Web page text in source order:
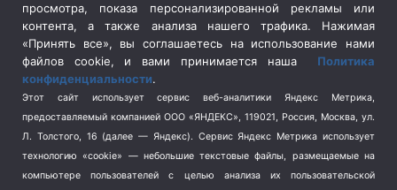
Социальная политика
(3)
Спецоперация в Украине
Спецоперация на Украине
(404)
Спорт (740)
Терроризм (1)
Транспорт (262)
Туризм (178)
просмотра, показа персонализированной рекламы или
контента, а также анализа нашего трафика. Нажимая
«Принять все», вы соглашаетесь на использование нами
файлов cookie, и вами принимается наша Политика
конфиденциальности.
Этот сайт использует сервис веб-аналитики Яндекс Метрика,
предоставляемый компанией ООО «ЯНДЕКС», 119021, Россия, Москва, ул.
Л. Толстого, 16 (далее — Яндекс). Сервис Яндекс Метрика использует
технологию «cookie» — небольшие текстовые файлы, размещаемые на
компьютере пользователей с целью анализа их пользовательской